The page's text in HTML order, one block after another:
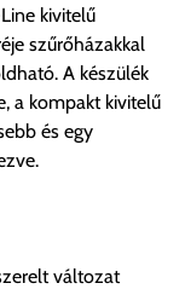
úgy a
terméket
való
kivitelű
szűrőházakkal
A készülék
a kompakt kivitelű
és egy
változat